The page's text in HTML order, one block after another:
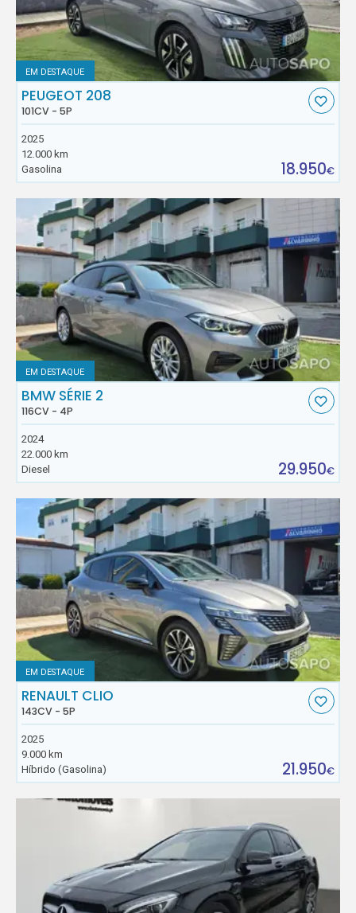
EM DESTAQUE
PEUGEOT 208
101CV - 5P
2025
12.000 km
Gasolina
18.950€
EM DESTAQUE
BMW SÉRIE 2
116CV - 4P
2024
22.000 km
Diesel
29.950€
EM DESTAQUE
RENAULT CLIO
143CV - 5P
2025
9.000 km
Híbrido (Gasolina)
21.950€